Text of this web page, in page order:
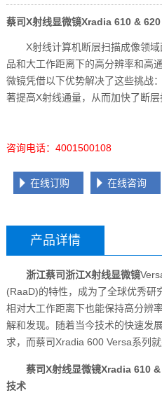
蔡司X射线显微镜Xradia 610 &
X射线计算机断层扫描成像领域
品和大工作距离下的高分辨率和高
微镜凭借以下优势解决了这些挑战
著提高X射线通量，从而加快了断层
咨询电话：4001500108
在线订购 在线咨询
产品详情
浙江蔡司浙江X射线显微镜
(RaaD)的特性，成为了全球优秀研
相对大工作距离下也能保持高分辨
解和发现。随着当今技术的快速发
求，而蔡司Xradia 600 Versa系列
蔡司X射线显微镜Xradia 610
技术